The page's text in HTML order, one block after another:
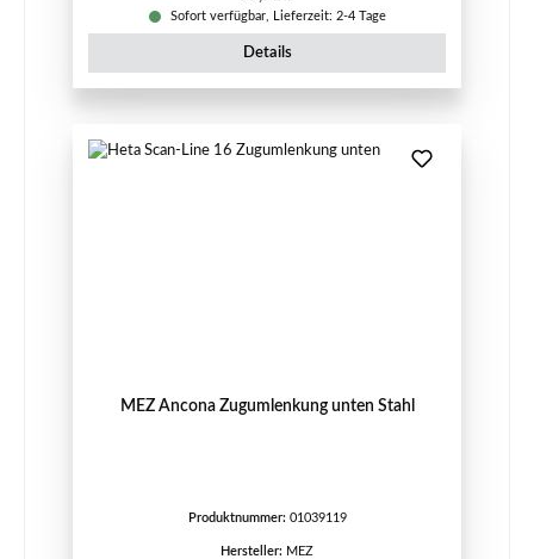
Sofort verfügbar, Lieferzeit: 2-4 Tage
Details
MEZ Ancona Zugumlenkung unten Stahl
Produktnummer: 01039119
Hersteller: MEZ